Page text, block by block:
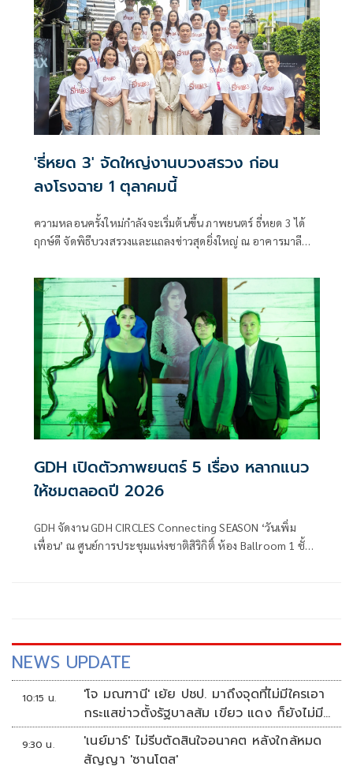
ประเทศไทย เป็นผู้ทำพิธีในครั้งนี้
'ธี่หยด 3' จัดใหญ่งานบวงสรวง ก่อน
ลงโรงฉาย 1 ตุลาคมนี้
ความหลอนครั้งใหม่กำลังจะเริ่มต้นขึ้น ภาพยนตร์ ธี่หยด 3 ได้
ฤกษ์ดี จัดพิธีบวงสรวงและแถลงข่าวสุดยิ่งใหญ่ ณ อาคารมาลี
มาลีนนท์ ผู้ช่วยประธานเจ้าหน้าที่ปฏิบัติการกลุ่ม บมจ.บีอีซี
เวิลด์, สุรเชษฐ์ อัศวเรืองอนันต์ ประธานเจ้าหน้าที่บริหาร M
Studio , ปิ่นกมล มาลีนนท์ ผู้ช่วยประธานเจ้าหน้าที่ปฏิบัติ
การกลุ่ม บมจ.บีอีซี เวิลด์
GDH เปิดตัวภาพยนตร์ 5 เรื่อง หลากแนว
ให้ชมตลอดปี 2026
GDH จัดงาน GDH CIRCLES Connecting SEASON ‘วันเพิ่ม
เพื่อน’ ณ ศูนย์การประชุมแห่งชาติสิริกิติ์ ห้อง Ballroom 1 ชั้น
NEWS UPDATE
10:15 น.
'โจ มณฑานี' เย้ย ปชป. มาถึงจุดที่ไม่มีใครเอา
กระแสข่าวตั้งรัฐบาลส้ม เขียว แดง ก็ยังไม่มี
ฟ้าเลย
9:30 น.
'เนย์มาร์' ไม่รีบตัดสินใจอนาคต หลังใกล้หมด
สัญญา 'ซานโตส'